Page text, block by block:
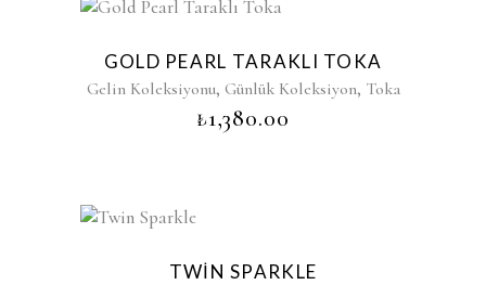
GOLD PEARL TARAKLI TOKA
Gelin Koleksiyonu, Günlük Koleksiyon, Toka
₺1,380.00
TWIN SPARKLE